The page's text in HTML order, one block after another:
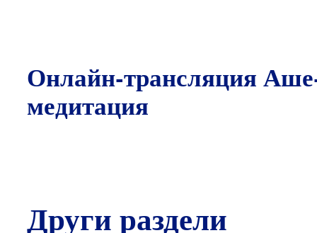
Онлайн-трансляция
медитация
Други раздели